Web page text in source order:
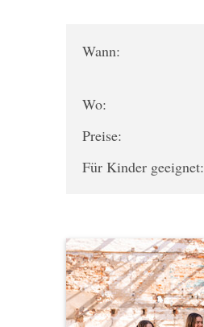
Wann:
Wo:
Preise:
Für Kinder geeignet: